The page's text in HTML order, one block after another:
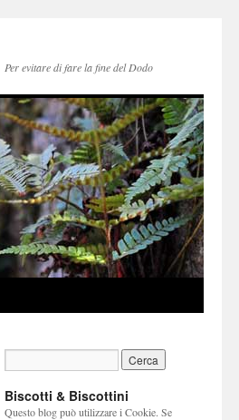
Per evitare di fare la fine del Dodo
Biscotti & Biscottini
Questo blog può utilizzare i Cookie. Se